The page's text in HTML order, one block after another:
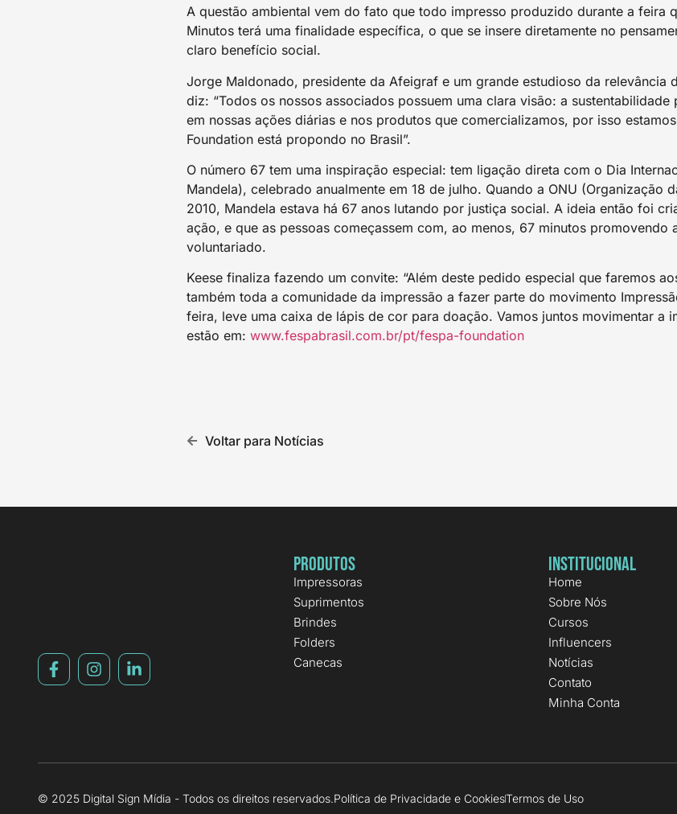
A questão ambiental vem do fato que todo impresso produzido durante a feira
Minutos terá uma finalidade específica, o que se insere diretamente no
claro benefício social.
Jorge Maldonado, presidente da Afeigraf e um grande estudioso da relevância
diz: “Todos os nossos associados possuem uma clara visão: a
em nossas ações diárias e nos produtos que comercializamos, por isso
Foundation está propondo no Brasil”.
O número 67 tem uma inspiração especial: tem ligação direta com o Dia
Mandela), celebrado anualmente em 18 de julho. Quando a ONU (Organização
2010, Mandela estava há 67 anos lutando por justiça social. A ideia então foi
ação, e que as pessoas começassem com, ao menos, 67 minutos promovendo
voluntariado.
Keese finaliza fazendo um convite: “Além deste pedido especial que faremos
também toda a comunidade da impressão a fazer parte do movimento
feira, leve uma caixa de lápis de cor para doação. Vamos juntos movimentar a
estão em: www.fespabrasil.com.br/pt/fespa-foundation
Voltar para Notícias
Produtos
Impressoras
Suprimentos
Brindes
Folders
Canecas
Institucional
Home
Sobre Nós
Cursos
Influencers
Notícias
Contato
Minha Conta
© 2025 Digital Sign Mídia - Todos os direitos reservados.Política de Privacidade e CookiesTermos de Uso